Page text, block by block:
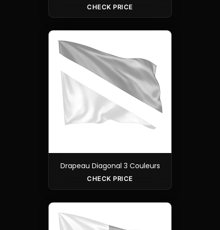
CHECK PRICE
Drapeau Diagonal 3 Couleurs
CHECK PRICE